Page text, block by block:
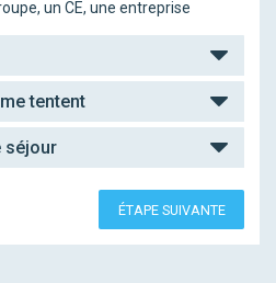
un CE, une entreprise
tentent
séjour
ÉTAPE SUIVANTE